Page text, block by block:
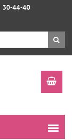
30-44-40